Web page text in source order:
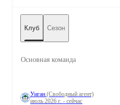
Клуб Сезон
Основная команда
Уиган (Свободный агент)
июль 2026 г. - сейчас